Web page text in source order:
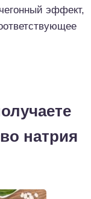
эффект,
натрия